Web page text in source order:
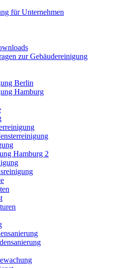
für Unternehmen
zur Gebäudereinigung
Berlin
Hamburg
Hamburg 2